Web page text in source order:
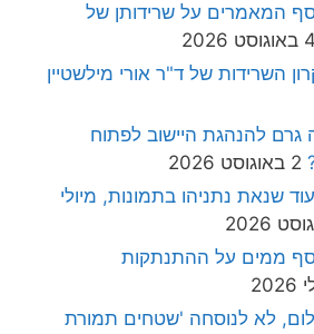
המאמרים על שרידותן של
4 באוגוסט 2026
השרידות של ד"ר אורי מילשטיין
גרם להנהגת היישוב לפתוח
2 באוגוסט 2026
שנאת נתניהו בתמונות, מיולי
ממים על ההתנתקות
לא לנוסחה 'שטחים תמורת